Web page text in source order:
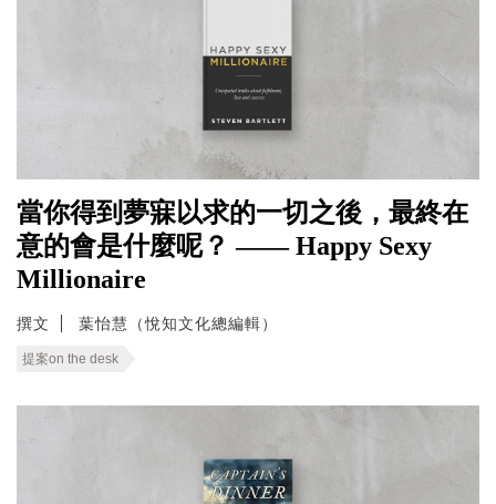
當你得到夢寐以求的一切之後，最終在
意的會是什麼呢？ —— Happy Sexy
Millionaire
撰文 葉怡慧（悅知文化總編輯）
提案on the desk